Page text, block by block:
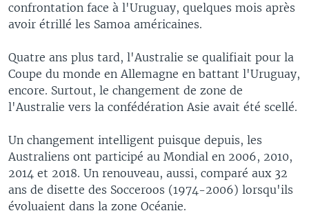
confrontation face à l'Uruguay, quelques mois après
avoir étrillé les Samoa américaines.
Quatre ans plus tard, l'Australie se qualifiait pour la
Coupe du monde en Allemagne en battant l'Uruguay,
encore. Surtout, le changement de zone de
l'Australie vers la confédération Asie avait été scellé.
Un changement intelligent puisque depuis, les
Australiens ont participé au Mondial en 2006, 2010,
2014 et 2018. Un renouveau, aussi, comparé aux 32
ans de disette des Socceroos (1974-2006) lorsqu'ils
évoluaient dans la zone Océanie.